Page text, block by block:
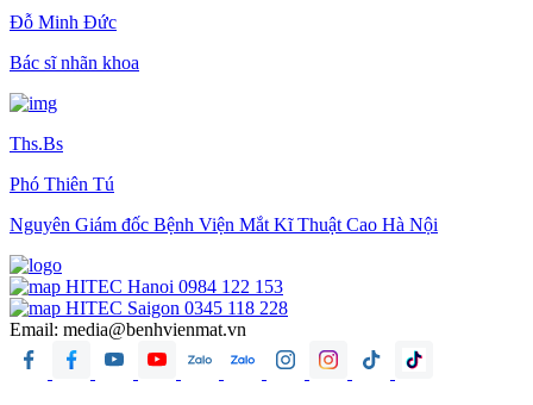
Đỗ Minh Đức
Bác sĩ nhãn khoa
Ths.Bs
Phó Thiên Tú
Nguyên Giám đốc Bệnh Viện Mắt Kĩ Thuật Cao Hà Nội
HITEC Hanoi 0984 122 153
HITEC Saigon 0345 118 228
Email: media@benhvienmat.vn